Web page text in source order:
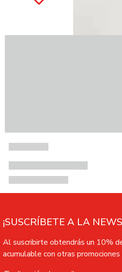
¡SUSCRÍBETE A LA
Al suscribirte obtendrás un 10%
acumulable con otras promociones